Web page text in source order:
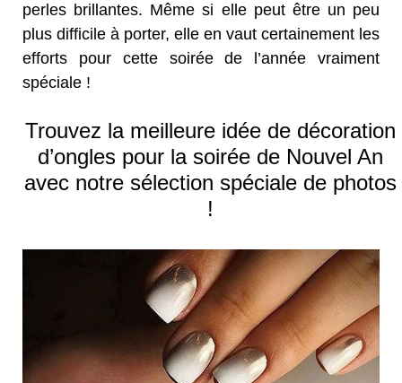
perles brillantes. Même si elle peut être un peu
plus difficile à porter, elle en vaut certainement les
efforts pour cette soirée de l’année vraiment
spéciale !
Trouvez la meilleure idée de décoration
d’ongles pour la soirée de Nouvel An
avec notre sélection spéciale de photos
!